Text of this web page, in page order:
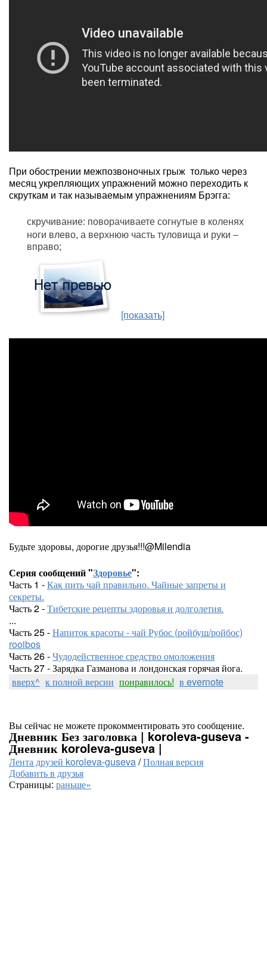
При обострении межпозвоночных грыж только через
месяц укрепляющих упражнений можно переходить к
скруткам и так называемым упражнениям Брэгга:
скручивание: поворачиваете согнутые в коленях
ноги влево, а верхнюю часть туловища и руки –
вправо;
[показать]
Будьте здоровы, дорогие друзья!!!@Milendia
Серия сообщений "Здоровье":
Часть 1 -Как пить чай правильно. Чайные запреты и
секреты.
Часть 2 -Тибетские рецепты здоровья и долголетия.
...
Часть 25 -Напиток красоты - чай Рубос (ройбуш/ройбос)
rooibos
Часть 26 -Чудодейственное средство омоложения
Часть 27 - Зарядка Газманова и лондонская горячая йога.
вверх^ к полной версии понравилось! в evernote
Вы сейчас не можете прокомментировать это сообщение.
Дневник Без заголовка | koroleva-guseva -
Дневник koroleva-guseva |
Лента друзей koroleva-guseva/Полная версия
Добавить в друзья
Страницы: раньше»